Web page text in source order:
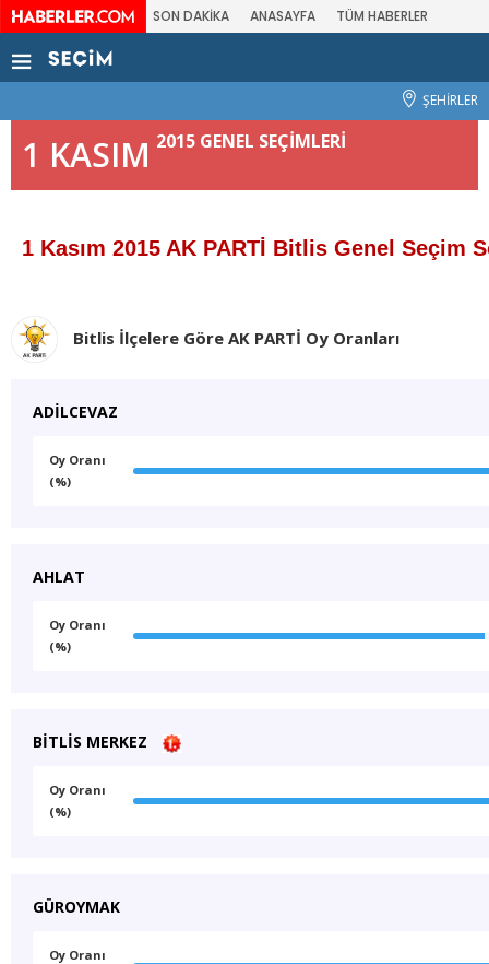
SON DAKİKA ANASAYFA TÜM HABERLER
ŞEHİRLER
1 KASIM 2015 GENEL SEÇİMLERİ
1 Kasım 2015 AK PARTİ Bitlis Genel Seçim
Bitlis İlçelere Göre AK PARTİ Oy Oranları
ADİLCEVAZ
Oy Oranı
(%)
AHLAT
Oy Oranı
(%)
BİTLİS MERKEZ
Oy Oranı
(%)
GÜROYMAK
Oy Oranı